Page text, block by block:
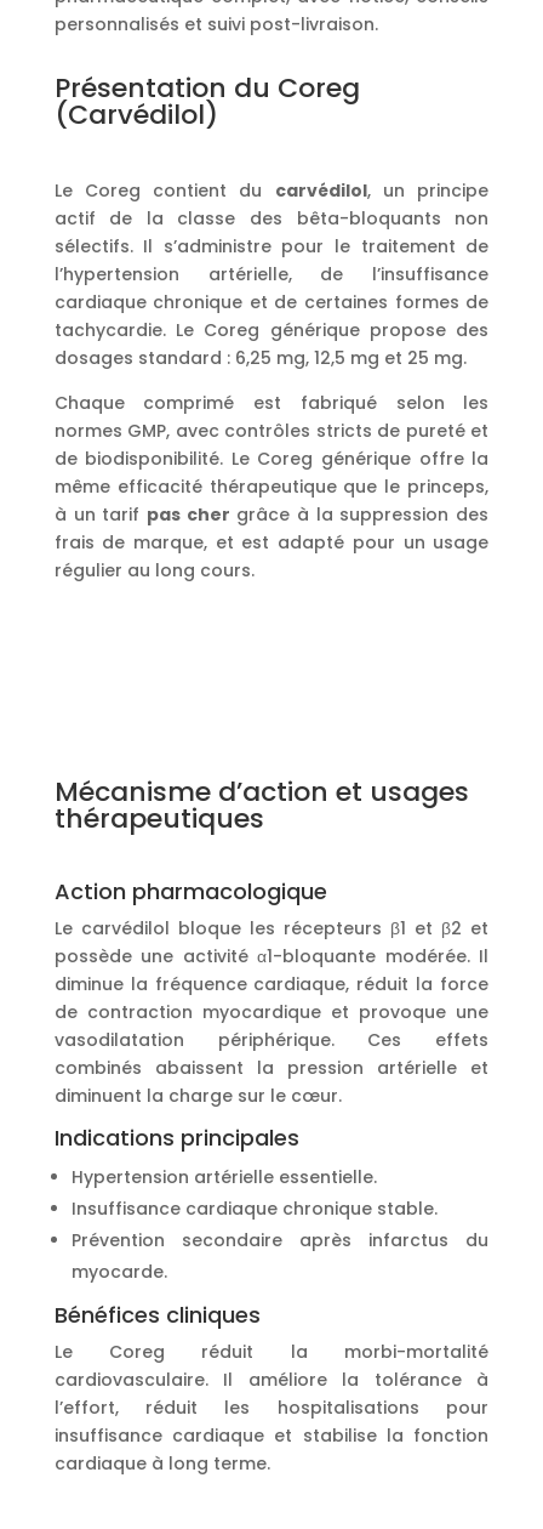
personnalisés et suivi post-livraison.
Présentation du Coreg
(Carvédilol)
Le Coreg contient du carvédilol, un principe
actif de la classe des bêta-bloquants non
sélectifs. Il s’administre pour le traitement de
l’hypertension artérielle, de l’insuffisance
cardiaque chronique et de certaines formes de
tachycardie. Le Coreg générique propose des
dosages standard : 6,25 mg, 12,5 mg et 25 mg.
Chaque comprimé est fabriqué selon les
normes GMP, avec contrôles stricts de pureté et
de biodisponibilité. Le Coreg générique offre la
même efficacité thérapeutique que le princeps,
à un tarif pas cher grâce à la suppression des
frais de marque, et est adapté pour un usage
régulier au long cours.
Mécanisme d’action et usages
thérapeutiques
Action pharmacologique
Le carvédilol bloque les récepteurs β1 et β2 et
possède une activité α1-bloquante modérée. Il
diminue la fréquence cardiaque, réduit la force
de contraction myocardique et provoque une
vasodilatation périphérique. Ces effets
combinés abaissent la pression artérielle et
diminuent la charge sur le cœur.
Indications principales
Hypertension artérielle essentielle.
Insuffisance cardiaque chronique stable.
Prévention secondaire après infarctus du
myocarde.
Bénéfices cliniques
Le Coreg réduit la morbi-mortalité
cardiovasculaire. Il améliore la tolérance à
l’effort, réduit les hospitalisations pour
insuffisance cardiaque et stabilise la fonction
cardiaque à long terme.